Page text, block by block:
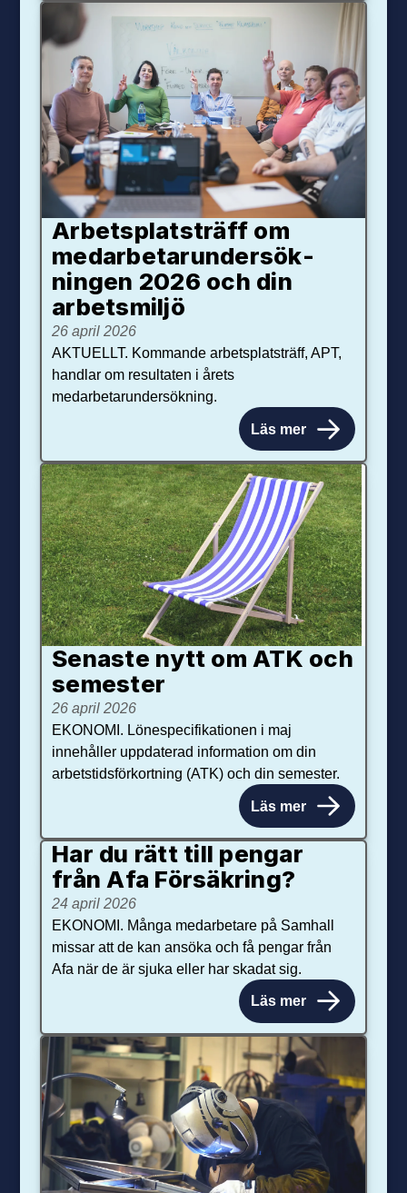
Arbetsplats­träff om
med­arbetar­under­sök­
ningen 2026 och din
arbets­miljö
26 april 2026
AKTUELLT. Kommande arbetsplatsträff, APT,
handlar om resultaten i årets
medarbetarundersökning.
Läs mer
Senaste nytt om ATK och
se­mester
26 april 2026
EKONOMI. Lönespecifikationen i maj
innehåller uppdaterad information om din
arbetstidsförkortning (ATK) och din semester.
Läs mer
Har du rätt till pengar
från Afa Försäkring?
24 april 2026
EKONOMI. Många medarbetare på Samhall
missar att de kan ansöka och få pengar från
Afa när de är sjuka eller har skadat sig.
Läs mer